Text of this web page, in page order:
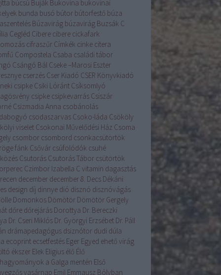
búcsú Buják Bukovina bukovinai
bunda busó bútor bútorfestő búza
Búzavirág búzavirág Buzsák C
Cegléd Cibere cibere cickafark
cifraszűr Címkék cinke citera
Compostela Csaba családi tábor
Csángó Bál Cseke –Marosi Eszter
cserzés Cser Kiadó CSER Könyvkiadó
csipke Csiki Lóránt Csíksomlyó
csipke csipkevarrás Csiszár
Csizmadia Anna csobánolás
csodaszarvas Csoko-láda Csököly
viselet Csokonai Művelődési Ház Csoma
csombor csombord csonkacsütörtök
fánk Csővár csúfolódók csuhé
Csutorás Csutorás Tábor csütörtök
Czimbor Izabella C vitamin dagasztás
december december 8. Decs Dékáni
design díj dinnye dió disznó disznóvágás
Domonkos Dömötör Dömötör Gergely
dőre dőrejárás Dorottya Dr. Bereczki
Dr. Cseri Miklós Dr. Györgyi Erzsébet Dr. Páll
drámapedagógus dsiznótor dudi dúla
ecoprint ecsetfestés Eger Egyed ehető virág
ékszer Elek Eligius élő Élő
a Galga mentén Első
vasárnap Emil Emmausz Bólyban